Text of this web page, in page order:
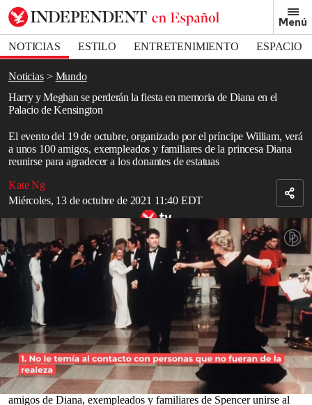
Menú
NOTICIAS ESTILO ENTRETENIMIENTO
ESPACIO
DEPORTES
Noticias
Mundo
Harry y Meghan se perderán la fiesta en memoria de Diana en el
Palacio de Kensington
El evento del 19 de octubre, organizado por el príncipe William, verá
a unos 100 amigos, exempleados y familiares de la princesa Diana
reunirse para agradecer a los donantes de estatuas
Kate Ng
Miércoles, 13 de octubre de 2021 11:40 EDT
Bookmark popover
Removed from bookmarks
Close popover
Princesa Diana influencia
El duque y la duquesa deSussexno asistirán a una fiesta para
agradecer a los donantes que ayudaron a financiar la estatua de
Diana,princesa de Gales , que se dio a conocer en lo que habría
sido su 60 cumpleaños.
La ausencia del príncipeHarryy Meghan Markle
del evento en el
Palacio de Kensingtonfue confirmada por un portavoz de los
Sussex.
La fiesta, que inicialmente estaba programada para el 1 de julio y
ahora se llevará a cabo el 19 de octubre, verá a unos 100 de los
amigos de Diana, exempleados y familiares de Spencer unirse al